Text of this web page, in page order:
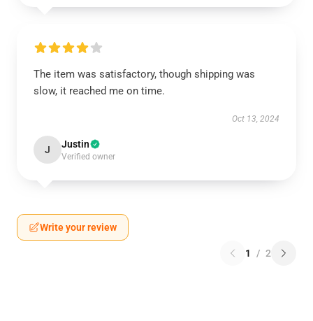
The item was satisfactory, though shipping was
slow, it reached me on time.
Oct 13, 2024
J Justin
Verified owner
Write your review
1 / 2